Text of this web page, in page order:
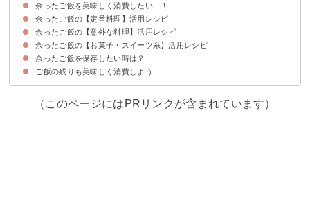
余ったご飯を美味しく消費したい…！
余ったご飯の【定番料理】活用レシピ
①カレーピラフ
②トマト風味のドリア
③塩こうじのチャーハン
④焼きおにぎり
⑤ホタテの中華雑炊
⑥イカ飯
⑦キムチ入りクッパ
⑧オムライス
余ったご飯の【意外な料理】活用レシピ
①ホームベーカリーで作るパン
②手作りせんべい
③お好み焼き
④ベジタリアンハンバーグ
余ったご飯の【お菓子・スイーツ系】活用レシピ
①自家製甘酒の金柑アイス
②おはぎ
③味噌クッキー
④ホットケーキ
⑤チュロス
余ったご飯を保存したい時は？
ご飯は冷凍保存がおすすめ
ご飯の残りも美味しく消費しよう
（このページにはPRリンクが含まれています）